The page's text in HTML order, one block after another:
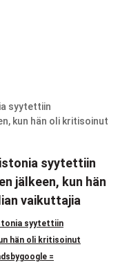
syytettiin
jälkeen, kun hän
vaikuttajia
syytettiin
hän oli kritisoinut
=